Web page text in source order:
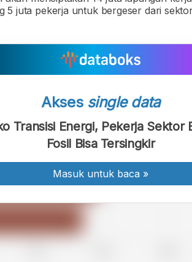
5 juta pekerja untuk bergeser dari
Akses single data
Transisi Energi, Pekerja Sektor
Fosil Bisa Tersingkir
Masuk untuk baca »